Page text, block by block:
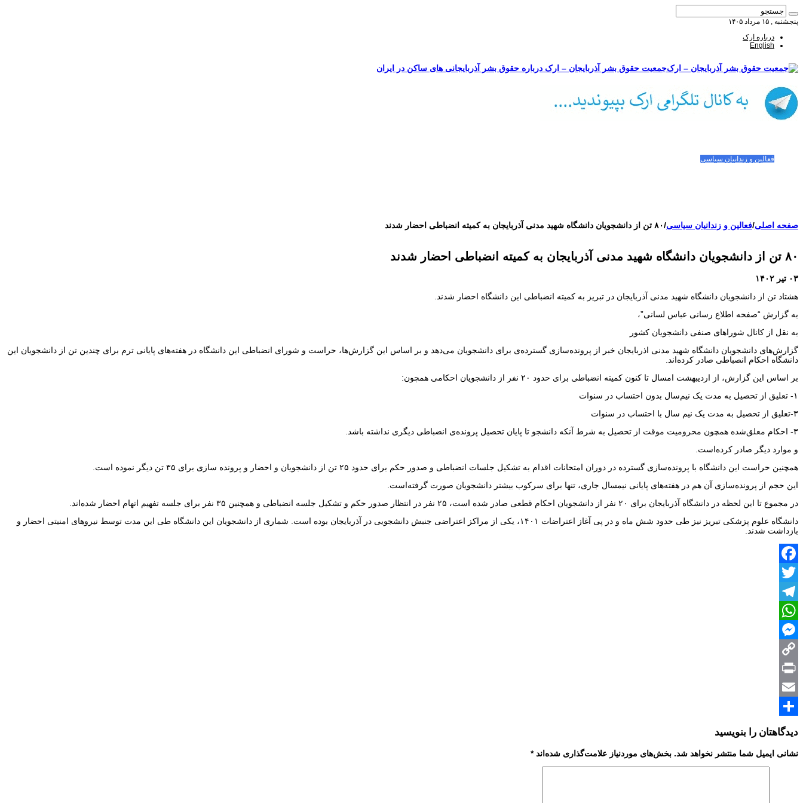
پنجشنبه , ۱۵ مرداد ۱۴۰۵
درباره ارک
English
جمعیت حقوق بشر آذربایجان – ارک درباره حقوق بشر آذربایجانی های ساکن در ایران
فعالین و زندانیان سیاسی
صفحه اصلی/فعالین و زندانیان سیاسی/۸۰ تن از دانشجویان دانشگاه شهید مدنی آذربایجان به کمیته انضباطی احضار شدند
۸۰ تن از دانشجویان دانشگاه شهید مدنی آذربایجان به کمیته انضباطی احضار شدند
۰۳ تیر ۱۴۰۲
هشتاد تن از دانشجویان دانشگاه شهید مدنی آذربایجان در تبریز به کمیته انضباطی این دانشگاه احضار شدند.
به گزارش “صفحه اطلاع رسانی عباس لسانی”،
به نقل از کانال شوراهای صنفی دانشجویان کشور
گزارش‌های دانشجویان دانشگاه شهید مدنی اذربایجان خبر از پرونده‌سازی گسترده‌ی برای دانشجویان می‌دهد و بر اساس این گزارش‌ها، حراست و شورای انضباطی این دانشگاه در هفته‌های پایانی ترم برای چندین تن از دانشجویان این
دانشگاه احکام انصباطی صادر کرده‌اند.
بر اساس این گزارش، از اردیبهشت امسال تا کنون کمیته انضباطی برای حدود ۲۰ نفر از دانشجویان احکامی همچون:
۱- تعلیق از تحصیل به مدت یک نیم‌سال بدون احتساب در سنوات
۳-تعلیق از تحصیل به مدت یک نیم سال با احتساب در سنوات
۳- احکام معلق‌شده همچون محرومیت موقت از تحصیل به شرط آنکه دانشجو تا پایان تحصیل پرونده‌ی انضباطی دیگری نداشته باشد.
و موارد دیگر صادر کرده‌است.
همچنین حراست این دانشگاه با پرونده‌سازی گسترده در دوران امتحانات اقدام به تشکیل جلسات انضباطی و صدور حکم برای حدود ۲۵ تن از دانشجویان و احضار و پرونده سازی برای ۳۵ تن دیگر نموده است.
این حجم از پرونده‌سازی آن هم در هفته‌های پایانی نیمسال جاری، تنها برای سرکوب بیشتر دانشجویان صورت گرفته‌‌است.
در‌ مجموع تا این لحظه در دانشگاه آذربایجان برای ۲۰ نفر از دانشجویان احکام قطعی صادر شده است، ۲۵ نفر در انتظار صدور حکم و تشکیل جلسه انضباطی و همچنین ۳۵ نفر برای جلسه تفهیم اتهام احضار شده‌اند.
دانشگاه علوم پزشکی تبریز نیز طی حدود شش ماه و در پی آغاز اعتراضات ۱۴۰۱، یکی از مراکز اعتراضی جنبش دانشجویی در آذربایجان بوده است. شماری از دانشجویان این دانشگاه طی این مدت توسط نیروهای امنیتی احضار و
بازداشت شدند.
Facebook
Twitter
Telegram
WhatsApp
Messenger
Copy
Link
Print
Email
Share
دیدگاهتان را بنویسید
نشانی ایمیل شما منتشر نخواهد شد. بخش‌های موردنیاز علامت‌گذاری شده‌اند*